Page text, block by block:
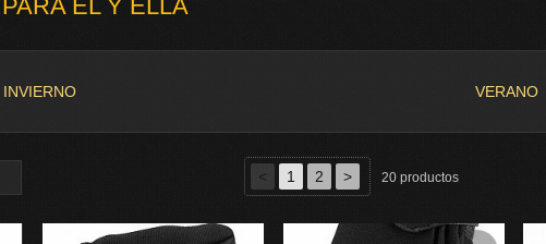
EL Y ELLA
INVIERNO VERANO
< 1 2 > 20 productos